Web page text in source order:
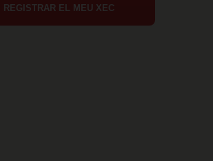
REGISTRAR EL MEU XEC